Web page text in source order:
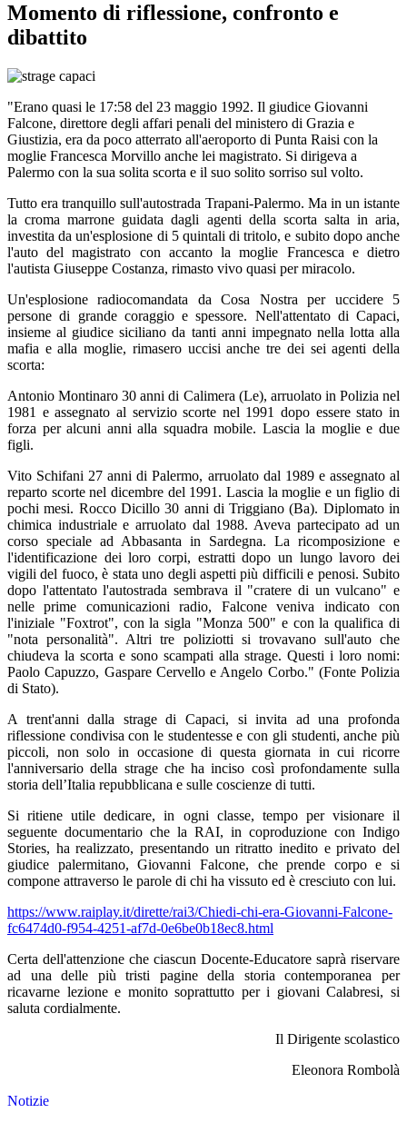
Momento di riflessione, confronto e
dibattito
"Erano quasi le 17:58 del 23 maggio 1992. Il giudice Giovanni
Falcone, direttore degli affari penali del ministero di Grazia e
Giustizia, era da poco atterrato all'aeroporto di Punta Raisi con la
moglie Francesca Morvillo anche lei magistrato. Si dirigeva a
Palermo con la sua solita scorta e il suo solito sorriso sul volto.
Tutto era tranquillo sull'autostrada Trapani-Palermo. Ma in un istante
la croma marrone guidata dagli agenti della scorta salta in aria,
investita da un'esplosione di 5 quintali di tritolo, e subito dopo anche
l'auto del magistrato con accanto la moglie Francesca e dietro
l'autista Giuseppe Costanza, rimasto vivo quasi per miracolo.
Un'esplosione radiocomandata da Cosa Nostra per uccidere 5
persone di grande coraggio e spessore. Nell'attentato di Capaci,
insieme al giudice siciliano da tanti anni impegnato nella lotta alla
mafia e alla moglie, rimasero uccisi anche tre dei sei agenti della
scorta:
Antonio Montinaro 30 anni di Calimera (Le), arruolato in Polizia nel
1981 e assegnato al servizio scorte nel 1991 dopo essere stato in
forza per alcuni anni alla squadra mobile. Lascia la moglie e due
figli.
Vito Schifani 27 anni di Palermo, arruolato dal 1989 e assegnato al
reparto scorte nel dicembre del 1991. Lascia la moglie e un figlio di
pochi mesi. Rocco Dicillo 30 anni di Triggiano (Ba). Diplomato in
chimica industriale e arruolato dal 1988. Aveva partecipato ad un
corso speciale ad Abbasanta in Sardegna. La ricomposizione e
l'identificazione dei loro corpi, estratti dopo un lungo lavoro dei
vigili del fuoco, è stata uno degli aspetti più difficili e penosi. Subito
dopo l'attentato l'autostrada sembrava il "cratere di un vulcano" e
nelle prime comunicazioni radio, Falcone veniva indicato con
l'iniziale "Foxtrot", con la sigla "Monza 500" e con la qualifica di
"nota personalità". Altri tre poliziotti si trovavano sull'auto che
chiudeva la scorta e sono scampati alla strage. Questi i loro nomi:
Paolo Capuzzo, Gaspare Cervello e Angelo Corbo." (Fonte Polizia
di Stato).
A trent'anni dalla strage di Capaci, si invita ad una profonda
riflessione condivisa con le studentesse e con gli studenti, anche più
piccoli, non solo in occasione di questa giornata in cui ricorre
l'anniversario della strage che ha inciso così profondamente sulla
storia dell’Italia repubblicana e sulle coscienze di tutti.
Si ritiene utile dedicare, in ogni classe, tempo per visionare il
seguente documentario che la RAI, in coproduzione con Indigo
Stories, ha realizzato, presentando un ritratto inedito e privato del
giudice palermitano, Giovanni Falcone, che prende corpo e si
compone attraverso le parole di chi ha vissuto ed è cresciuto con lui.
https://www.raiplay.it/dirette/rai3/Chiedi-chi-era-Giovanni-Falcone-
fc6474d0-f954-4251-af7d-0e6be0b18ec8.html
Certa dell'attenzione che ciascun Docente-Educatore saprà riservare
ad una delle più tristi pagine della storia contemporanea per
ricavarne lezione e monito soprattutto per i giovani Calabresi, si
saluta cordialmente.
Il Dirigente scolastico
Eleonora Rombolà
Notizie